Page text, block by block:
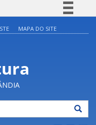
à informação
Legislação
Canais
MAPA DO SITE